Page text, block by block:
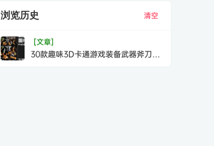
浏览历史 清空
[文章]
30款趣味3D卡通游戏装备武器斧刀剑